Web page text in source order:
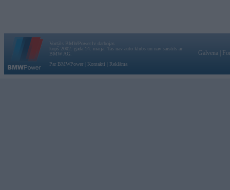
Vortāls BMWPower.lv darbojas
kopš 2002. gada 14. maija. Tas nav auto klubs un nav saistīts ar
BMW AG.
Par BMWPower
Kontakti Reklāma
Galvena